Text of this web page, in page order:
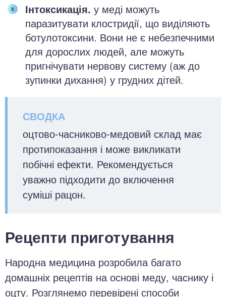
Інтоксикація. у меді можуть
паразитувати клостридії, що виділяють
ботулотоксини. Вони не є небезпечними
для дорослих людей, але можуть
пригнічувати нервову систему (аж до
зупинки дихання) у грудних дітей.
оцтово-часниково-медовий склад має
протипоказання і може викликати
побічні ефекти. Рекомендується
уважно підходити до включення
суміші рацон.
Рецепти приготування
Народна медицина розробила багато
домашніх рецептів на основі меду, часнику і
оцту. Розглянемо перевірені способи